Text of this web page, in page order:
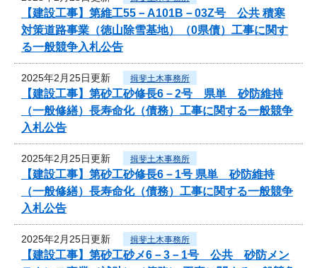
【建設工事】第維工55－A101B－03Z号 公共 積寒
対策道路事業（徳山除雪基地）（0県債）工事に関す
る一般競争入札公告
2025年2月25日更新 揖斐土木事務所
【建設工事】第砂工砂修長6－2号 県単 砂防維持
（一般修繕）長寿命化（債務）工事に関する一般競争
入札公告
2025年2月25日更新 揖斐土木事務所
【建設工事】第砂工砂修長6－1号 県単 砂防維持
（一般修繕）長寿命化（債務）工事に関する一般競争
入札公告
2025年2月25日更新 揖斐土木事務所
【建設工事】第砂工砂メ6－3－1号 公共 砂防メン